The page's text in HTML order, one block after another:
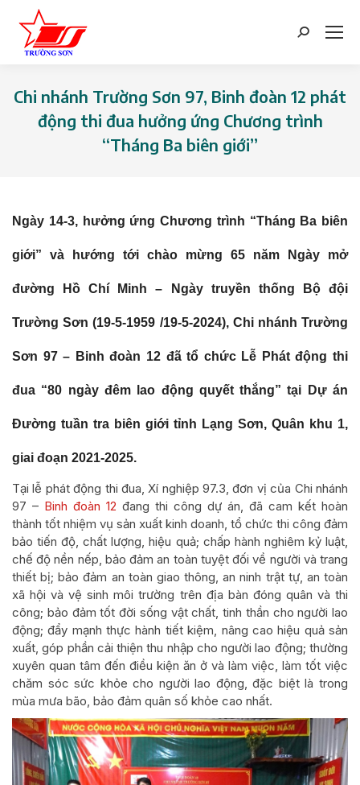
Search:
Chi nhánh Trường Sơn 97, Binh đoàn 12 phát
động thi đua hưởng ứng Chương trình
“Tháng Ba biên giới”
Ngày 14-3, hưởng ứng Chương trình “Tháng Ba biên
giới” và hướng tới chào mừng 65 năm Ngày mở
đường Hồ Chí Minh – Ngày truyền thống Bộ đội
Trường Sơn (19-5-1959 /19-5-2024), Chi nhánh Trường
Sơn 97 – Binh đoàn 12 đã tổ chức Lễ Phát động thi
đua “80 ngày đêm lao động quyết thắng” tại Dự án
Đường tuần tra biên giới tỉnh Lạng Sơn, Quân khu 1,
giai đoạn 2021-2025.
Tại lễ phát động thi đua, Xí nghiệp 97.3, đơn vị của Chi nhánh
97 – Binh đoàn 12 đang thi công dự án, đã cam kết hoàn
thành tốt nhiệm vụ sản xuất kinh doanh, tổ chức thi công đảm
bảo tiến độ, chất lượng, hiệu quả; chấp hành nghiêm kỷ luật,
chế độ nền nếp, bảo đảm an toàn tuyệt đối về người và trang
thiết bị; bảo đảm an toàn giao thông, an ninh trật tự, an toàn
xã hội và vệ sinh môi trường trên địa bàn đóng quân và thi
công; bảo đảm tốt đời sống vật chất, tinh thần cho người lao
động; đẩy mạnh thực hành tiết kiệm, nâng cao hiệu quả sản
xuất, góp phần cải thiện thu nhập cho người lao động; thường
xuyên quan tâm đến điều kiện ăn ở và làm việc, làm tốt việc
chăm sóc sức khỏe cho người lao động, đặc biệt là trong
mùa mưa bão, bảo đảm quân số khỏe cao nhất.